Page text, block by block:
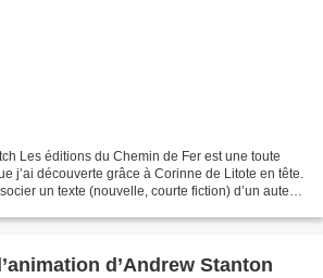
Les éditions du Chemin de Fer est une toute
j’ai découverte grâce à Corinne de Litote en tête.
un texte (nouvelle, courte fiction) d’un auteur
d’Andrew Stanton